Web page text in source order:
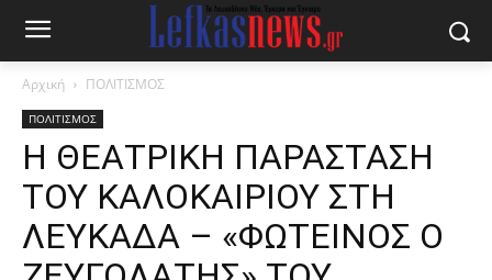
Αρχική ΠΟΛΙΤΙΣΜΟΣ
ΠΟΛΙΤΙΣΜΟΣ
H ΘΕΑΤΡΙΚΗ ΠΑΡΑΣΤΑΣΗ
ΤΟΥ ΚΑΛΟΚΑΙΡΙΟΥ ΣΤΗ
ΛΕΥΚΑΔΑ – «ΦΩΤΕΙΝΟΣ Ο